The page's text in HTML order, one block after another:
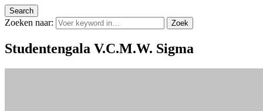
Search
Zoeken naar: Zoek
Studentengala V.C.M.W. Sigma